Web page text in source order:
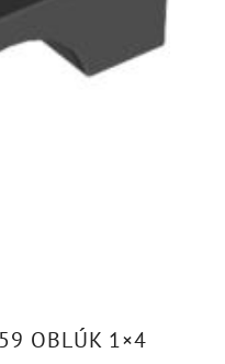
OBLÚK 1×4